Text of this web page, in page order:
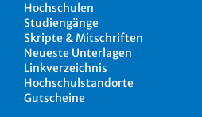
Hochschulen
Studiengänge
Skripte & Mitschriften
Neueste Unterlagen
Linkverzeichnis
Hochschulstandorte
Gutscheine